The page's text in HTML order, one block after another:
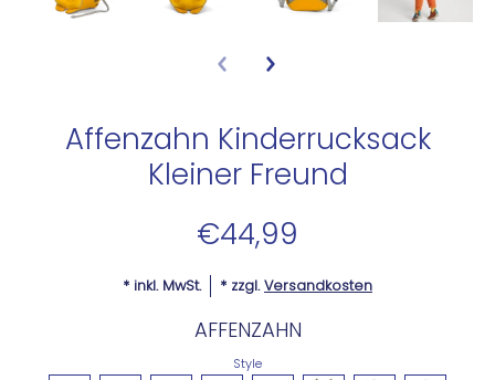
Affenzahn Kinderrucksack
Kleiner Freund
€44,99
* inkl. MwSt. * zzgl.Versandkosten
AFFENZAHN
Style